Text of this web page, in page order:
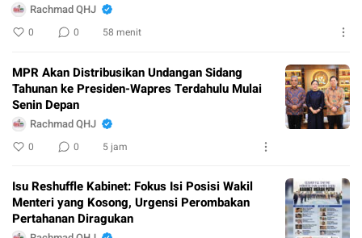
Rachmad QHJ
0 0 58 menit
MPR Akan Distribusikan Undangan Sidang
Tahunan ke Presiden-Wapres Terdahulu Mulai
Senin Depan
Rachmad QHJ
0 0 5 jam
Isu Reshuffle Kabinet: Fokus Isi Posisi Wakil
Menteri yang Kosong, Urgensi Perombakan
Pertahanan Diragukan